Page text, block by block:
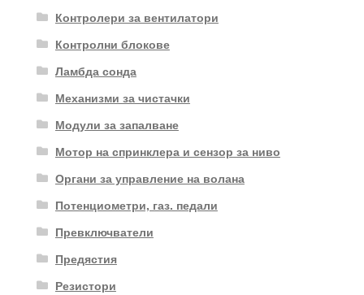
Контролери за вентилатори
Контролни блокове
Ламбда сонда
Механизми за чистачки
Модули за запалване
Мотор на спринклера и сензор за ниво
Органи за управление на волана
Потенциометри, газ. педали
Превключватели
Предястия
Резистори